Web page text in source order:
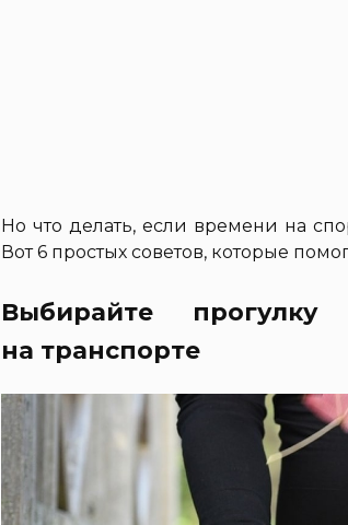
Но что делать, если времени на
Вот 6 простых советов, которые
Выбирайте
на транспорте